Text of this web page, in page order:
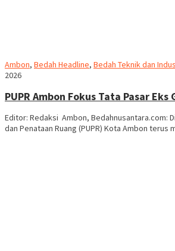
Ambon, Bedah Headline, Bedah Teknik dan
2026
PUPR Ambon Fokus Tata Pasar Eks
Editor: Redaksi Ambon, Bedahnusantara.com:
dan Penataan Ruang (PUPR) Kota Ambon